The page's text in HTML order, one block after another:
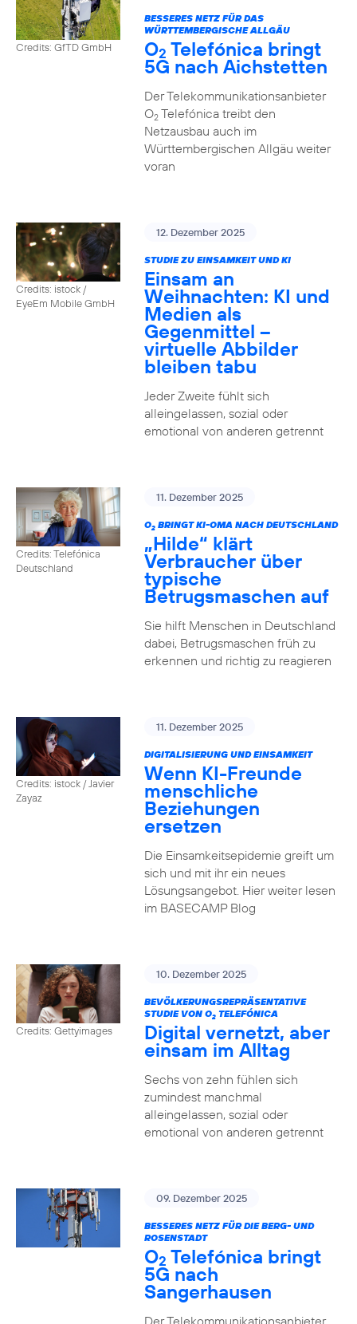
Credits: GfTD GmbH
BESSERES NETZ FÜR DAS
WÜRTTEMBERGISCHE ALLGÄU
O2 Telefónica bringt
5G nach Aichstetten
Der Telekommunikationsanbieter
O2Telefónica treibt den
Netzausbau auch im
Württembergischen Allgäu weiter
voran
Credits: istock /
EyeEm Mobile GmbH
12. Dezember 2025
STUDIE ZU EINSAMKEIT UND KI
Einsam an
Weihnachten: KI und
Medien als
Gegenmittel –
virtuelle Abbilder
bleiben tabu
Jeder Zweite fühlt sich
alleingelassen, sozial oder
emotional von anderen getrennt
Credits: Telefónica
Deutschland
11. Dezember 2025
O2BRINGT KI-OMA NACH DEUTSCHLAND
„Hilde“ klärt
Verbraucher über
typische
Betrugsmaschen auf
Sie hilft Menschen in Deutschland
dabei, Betrugsmaschen früh zu
erkennen und richtig zu reagieren
Credits: istock / Javier
Zayaz
11. Dezember 2025
DIGITALISIERUNG UND EINSAMKEIT
Wenn KI-Freunde
menschliche
Beziehungen
ersetzen
Die Einsamkeitsepidemie greift um
sich und mit ihr ein neues
Lösungsangebot. Hier weiter lesen
im BASECAMP Blog
Credits: Gettyimages
10. Dezember 2025
BEVÖLKERUNGSREPRÄSENTATIVE
STUDIE VON O2TELEFÓNICA
Digital vernetzt, aber
einsam im Alltag
Sechs von zehn fühlen sich
zumindest manchmal
alleingelassen, sozial oder
emotional von anderen getrennt
09. Dezember 2025
BESSERES NETZ FÜR DIE BERG- UND
ROSENSTADT
O2 Telefónica bringt
5G nach
Sangerhausen
Der Telekommunikationsanbieter